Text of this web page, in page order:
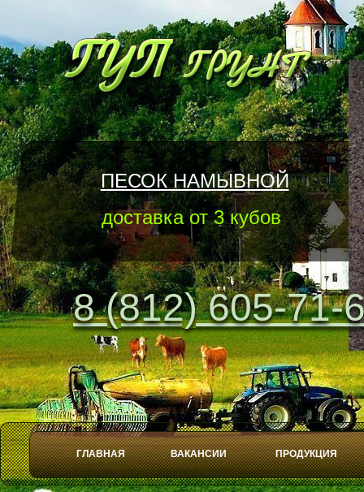
8 (812) 605-71-
ГЛАВНАЯ ВАКАНСИИ ПРОДУКЦИЯ
ПЕСОК НАМЫВНОЙ
доставка от 3 кубов